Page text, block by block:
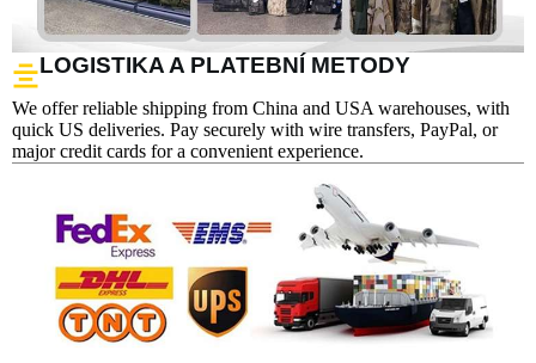
LOGISTIKA A PLATEBNÍ METODY
We offer reliable shipping from China and USA warehouses, with
quick US deliveries. Pay securely with wire transfers, PayPal, or
major credit cards for a convenient experience.